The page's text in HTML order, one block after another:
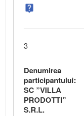
3
Denumirea
participantului:
SC ”VILLA
PRODOTTI”
S.R.L.